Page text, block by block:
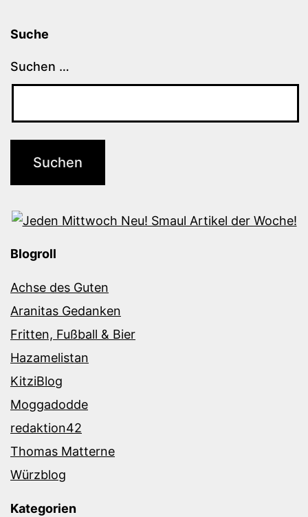
Suche
Suchen …
Blogroll
Achse des Guten
Aranitas Gedanken
Fritten, Fußball & Bier
Hazamelistan
KitziBlog
Moggadodde
redaktion42
Thomas Matterne
Würzblog
Kategorien